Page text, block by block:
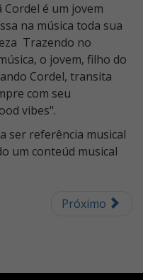
Cordel é um jovem
na música toda sua
Trazendo no
o jovem, filho do
Cordel, transita
com seu
vibes".
ser referência musical
um conteúd musical
Próximo